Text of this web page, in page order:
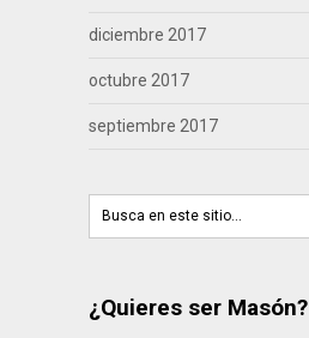
diciembre 2017
octubre 2017
septiembre 2017
¿Quieres ser Masón?